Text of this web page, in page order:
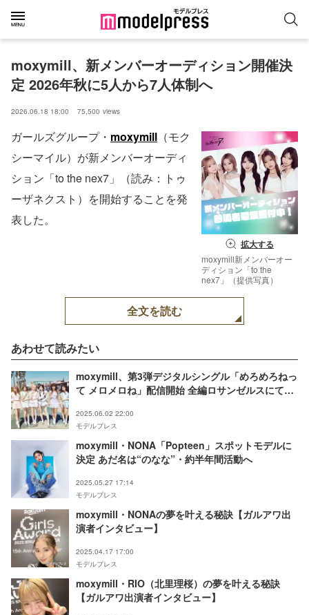
moxymill、新メンバーオーディション開催決
定 2026年秋に5人から7人体制へ
2026.06.18 18:00 75,500 views
拡大する
moxymill新メンバーオー
ディション「to the
nex7」（提供写真）
ガールズグループ・ moxymill （モク
シーマイル）が新メンバーオーディ
ション「to the nex7」（読み：トゥ
ーザネクスト）を開始することを発
表した。
全文を読む
あわせて読みたい
moxymill、第3弾デジタルシングル「めろめろねっ
て メロメロね」配信開始 全編ロサンゼルスにて撮
2025.06.02 22:00
モデルプレス
moxymill・NONA「Popteen」スポットモデルに
決定 あだ名は“のなな”・約半年間活動へ
2025.05.27 17:14
モデルプレス
moxymill・NONAの夢を叶える秘訣【ガルアワ出
演者インタビュー】
2025.04.17 17:00
モデルプレス
moxymill・RIO（北里理桜）の夢を叶える秘訣
【ガルアワ出演者インタビュー】